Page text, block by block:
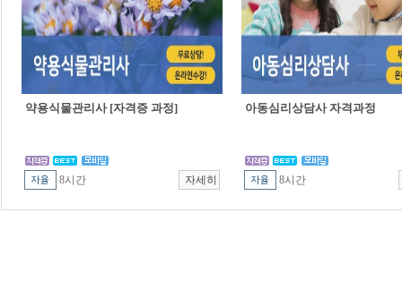
약용식물관리사 [자격증 과정]
8시간
아동심리상담사 자격과정
8시간